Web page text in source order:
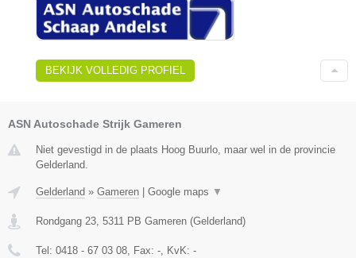
BEKIJK VOLLEDIG PROFIEL
ASN Autoschade Strijk Gameren
Niet gevestigd in de plaats Hoog Buurlo, maar wel in de provincie
Gelderland.
Gelderland » Gameren Google maps ▼
Rondgang 23, 5311 PB Gameren (Gelderland)
Tel: 0418 - 67 03 08, Fax: -, KvK: -